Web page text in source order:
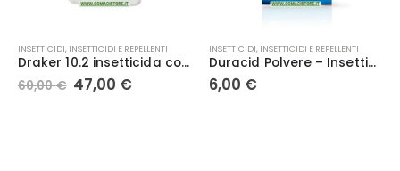
INSETTICIDI, INSETTICIDI E REPELLENTI
Draker 10.2 insetticida concentrato microincapsulato Vebi 1 Lt
60,00€ Il
prezzo
47,00 €
INSETTICIDI, INSETTICIDI E REPELLENTI
Duracid Polvere – Insetticida per Formiche e Insetti 1 kg Vebi
6,00 €